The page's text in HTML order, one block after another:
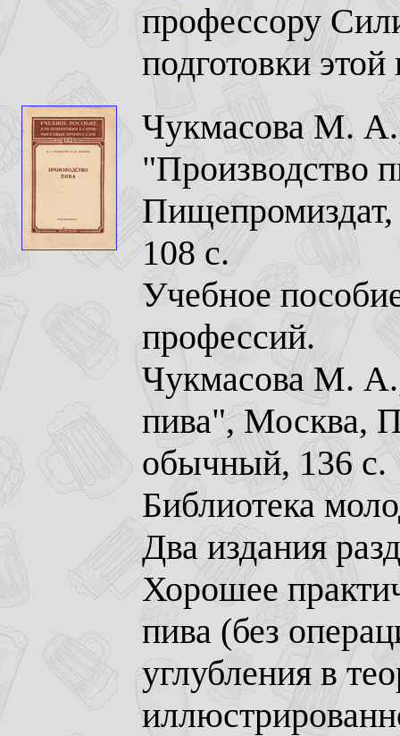
профессору
подготовки
Чукмасова М.
"Производство
108 с.
Учебное
профессий.
Чукмасова М.
пива", Москва,
обычный, 136 с.
Библиотека
Два издания
Хорошее
пива (без
углубления в